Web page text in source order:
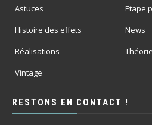
Astuces
Etape
Histoire des effets
News
Réalisations
Théorie
Vintage
RESTONS EN CONTACT !